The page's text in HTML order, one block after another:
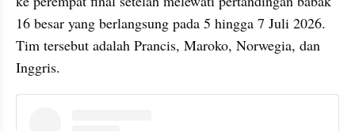
16 besar yang berlangsung pada 5 hingga 7 Juli 2026.
Tim tersebut adalah Prancis, Maroko, Norwegia, dan
Inggris.